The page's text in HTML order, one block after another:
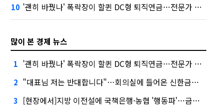
10 '괜히 바꿨나' 폭락장이 할퀸 DC형 퇴직연금…전문가 조언은
많이 본 경제 뉴스
1 '괜히 바꿨나' 폭락장이 할퀸 DC형 퇴직연금…전문가 조언은
2 "대표님 저는 반대합니다"…회의실에 들어온 신한금융 AI
3 [현장에서]지방 이전설에 국책은행·농협 '행동파'…금감원 '신중모드'